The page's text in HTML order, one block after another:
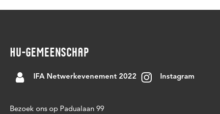
HU-GEMEENSCHAP
IFA Netwerkevenement 2022 Instagram
Bezoek ons op Padualaan 99